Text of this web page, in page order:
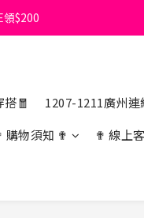
🚚
領$200
🧧
1207-1211廣州連
購物須知 ✟
✟ 線上